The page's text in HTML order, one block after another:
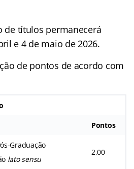
de títulos permanecerá
e 4 de maio de 2026.
de pontos de acordo com
Pontos
Graduação
lato sensu
2,00